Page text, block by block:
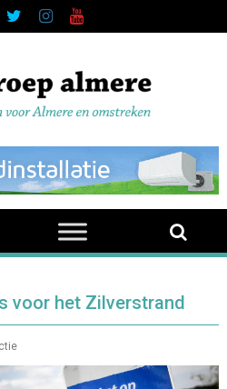
voor het Zilverstrand